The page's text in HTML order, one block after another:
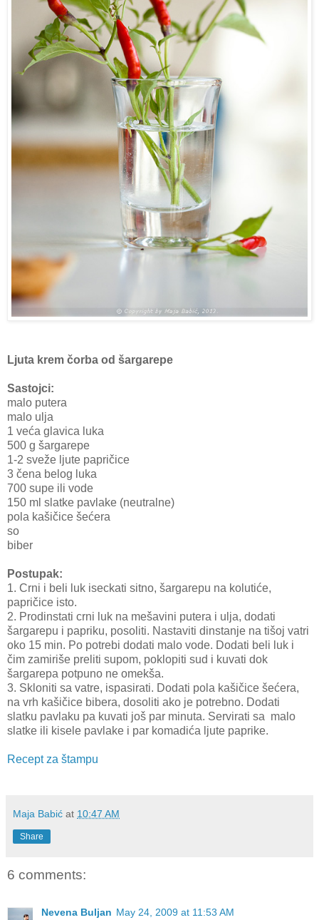
Ljuta krem čorba od šargarepe
Sastojci:
malo putera
malo ulja
1 veća glavica luka
500 g šargarepe
1-2 sveže ljute papričice
3 čena belog luka
700 supe ili vode
150 ml slatke pavlake (neutralne)
pola kašičice šećera
so
biber
Postupak:
1. Crni i beli luk iseckati sitno, šargarepu na kolutiće,
papričice isto.
2. Prodinstati crni luk na mešavini putera i ulja, dodati
šargarepu i papriku, posoliti. Nastaviti dinstanje na tišoj vatri
oko 15 min. Po potrebi dodati malo vode. Dodati beli luk i
čim zamiriše preliti supom, poklopiti sud i kuvati dok
šargarepa potpuno ne omekša.
3. Skloniti sa vatre, ispasirati. Dodati pola kašičice šećera,
na vrh kašičice bibera, dosoliti ako je potrebno. Dodati
slatku pavlaku pa kuvati još par minuta. Servirati sa malo
slatke ili kisele pavlake i par komadića ljute paprike.
Recept za štampu
Maja Babić at 10:47 AM
Share
6 comments:
Nevena Buljan May 24, 2009 at 11:53 AM